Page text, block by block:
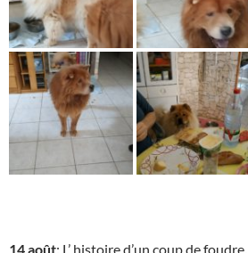
14 août: L’ histoire d’un coup de foudre.